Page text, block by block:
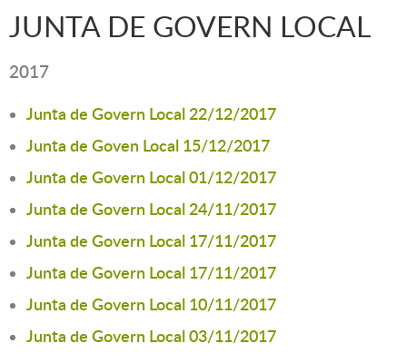
JUNTA DE GOVERN LOCAL
2017
Junta de Govern Local 22/12/2017
Junta de Goven Local 15/12/2017
Junta de Govern Local 01/12/2017
Junta de Govern Local 24/11/2017
Junta de Govern Local 17/11/2017
Junta de Govern Local 17/11/2017
Junta de Govern Local 10/11/2017
Junta de Govern Local 03/11/2017